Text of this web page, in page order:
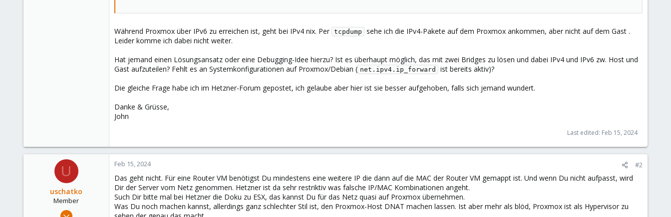
Während Proxmox über IPv6 zu erreichen ist, geht bei IPv4 nix. Per tcpdump
sehe ich die IPv4-Pakete auf dem Proxmox ankommen, aber nicht auf dem Gast .
Leider komme ich dabei nicht weiter.
Hat jemand einen Lösungsansatz oder eine Debugging-Idee hierzu? Ist es überhaupt möglich, das mit zwei Bridges zu lösen und dabei IPv4 und IPv6 zw. Host und
Gast aufzuteilen? Fehlt es an Systemkonfigurationen auf Proxmox/Debian ( net.ipv4.ip_forward
ist bereits aktiv)?
Die gleiche Frage habe ich im Hetzner-Forum gepostet, ich gelaube aber hier ist sie besser aufgehoben, falls sich jemand wundert.
Danke & Grüsse,
John
Last edited: Feb 15, 2024
U
uschatko
Member
Feb 15, 2024
Feb 15, 2024 #2
Das geht nicht. Für eine Router VM benötigst Du mindestens eine weitere IP die dann auf die MAC der Router VM gemappt ist. Und wenn Du nicht aufpasst, wird
Dir der Server vom Netz genommen. Hetzner ist da sehr restriktiv was falsche IP/MAC Kombinationen angeht.
Such Dir bitte mal bei Hetzner die Doku zu ESX, das kannst Du für das Netz quasi auf Proxmox übernehmen.
Was Du noch machen kannst, allerdings ganz schlechter Stil ist, den Proxmox-Host DNAT machen lassen. Ist aber mehr als blöd, Proxmox ist als Hypervisor zu